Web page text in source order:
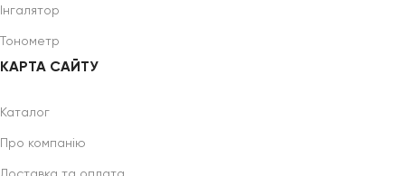
Інгалятор
Тонометр
КАРТА САЙТУ
Каталог
Про компанію